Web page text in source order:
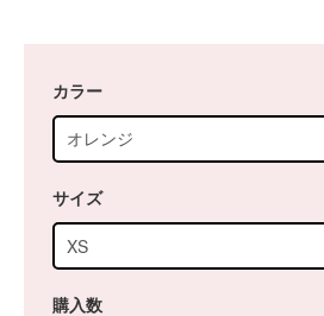
カラー
サイズ
購入数